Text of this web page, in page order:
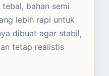
bahan semi
lebih rapi untuk
dibuat agar stabil,
tetap realistis